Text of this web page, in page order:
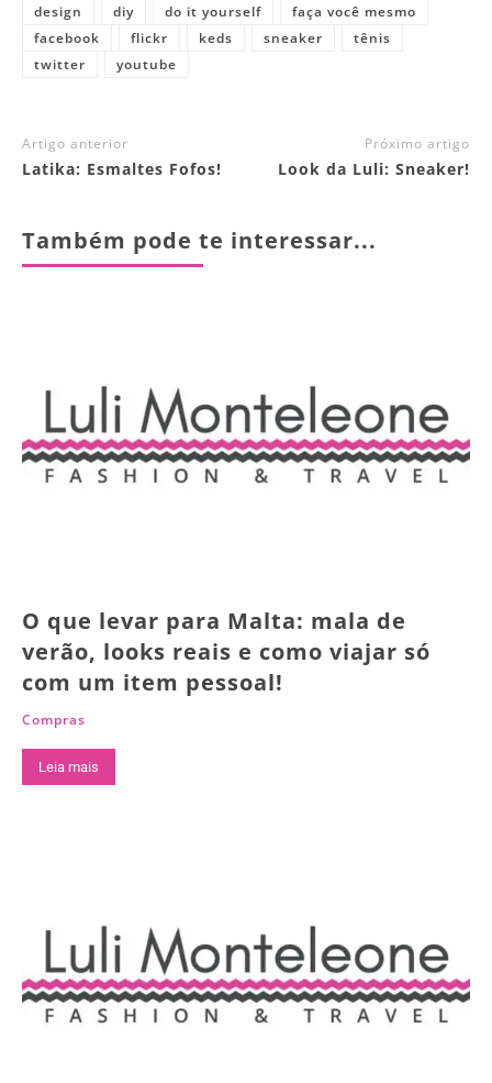
design diy do it yourself
faça você mesmo
facebook
flickr keds sneaker
tênis
twitter
youtube
Artigo anterior
Latika: Esmaltes Fofos!
Próximo artigo
Look da Luli: Sneaker!
Também pode te interessar...
O que levar para Malta: mala de
verão, looks reais e como viajar só
com um item pessoal!
Compras
Leia mais